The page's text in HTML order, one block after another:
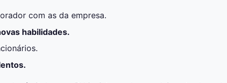
com as da empresa.
habilidades.